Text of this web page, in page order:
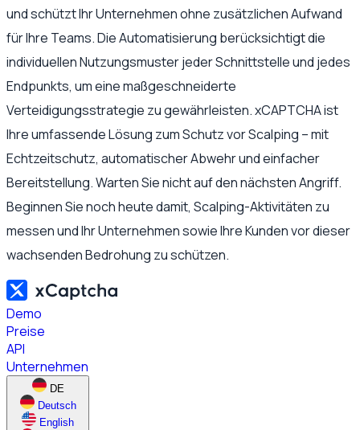
und schützt Ihr Unternehmen ohne zusätzlichen Aufwand
für Ihre Teams. Die Automatisierung berücksichtigt die
individuellen Nutzungsmuster jeder Schnittstelle und jedes
Endpunkts, um eine maßgeschneiderte
Verteidigungsstrategie zu gewährleisten. xCAPTCHA ist
Ihre umfassende Lösung zum Schutz vor Scalping – mit
Echtzeitschutz, automatischer Abwehr und einfacher
Bereitstellung. Warten Sie nicht auf den nächsten Angriff.
Beginnen Sie noch heute damit, Scalping-Aktivitäten zu
messen und Ihr Unternehmen sowie Ihre Kunden vor dieser
wachsenden Bedrohung zu schützen.
Demo
Preise
API
Unternehmen
DE
Deutsch
English